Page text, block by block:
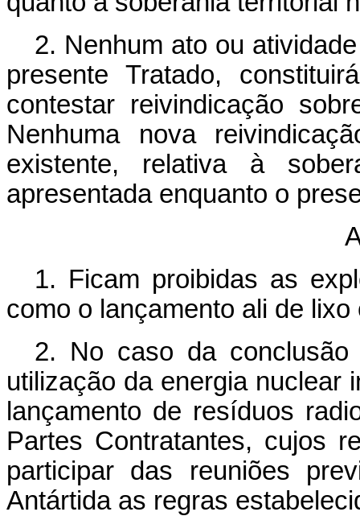
2. Nenhum ato ou
presente Tratado,
contestar reivindicação
Nenhuma nova
existente, relativa à
apresentada enquanto o
1. Ficam proibidas as
como o lançamento ali de
2. No caso da conclusão
utilização da energia nuclear
lançamento de resíduos
Partes Contratantes, cujos
participar das reuniões
Antártida as regras